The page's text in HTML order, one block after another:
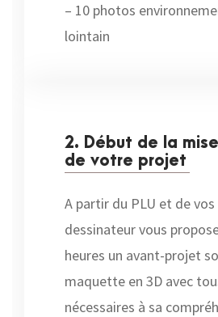
– 10 photos
lointain
2. Début de la
de votre projet
A partir du PLU et de
dessinateur vous
heures un avant-projet
maquette en 3D avec
nécessaires à sa